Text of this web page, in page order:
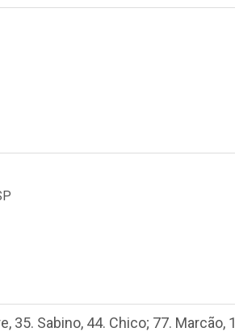
35. Sabino, 44. Chico; 77. Marcão,